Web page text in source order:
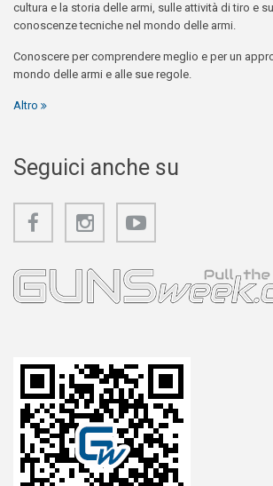
cultura e la storia delle armi, sulle attività di tiro e
conoscenze tecniche nel mondo delle armi.
Conoscere per comprendere meglio e per un
mondo delle armi e alle sue regole.
Altro
Seguici anche su